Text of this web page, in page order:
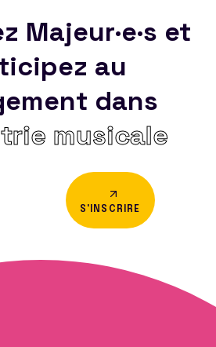
Majeur·e·s et
au
dans
musicale
S'INSCRIRE